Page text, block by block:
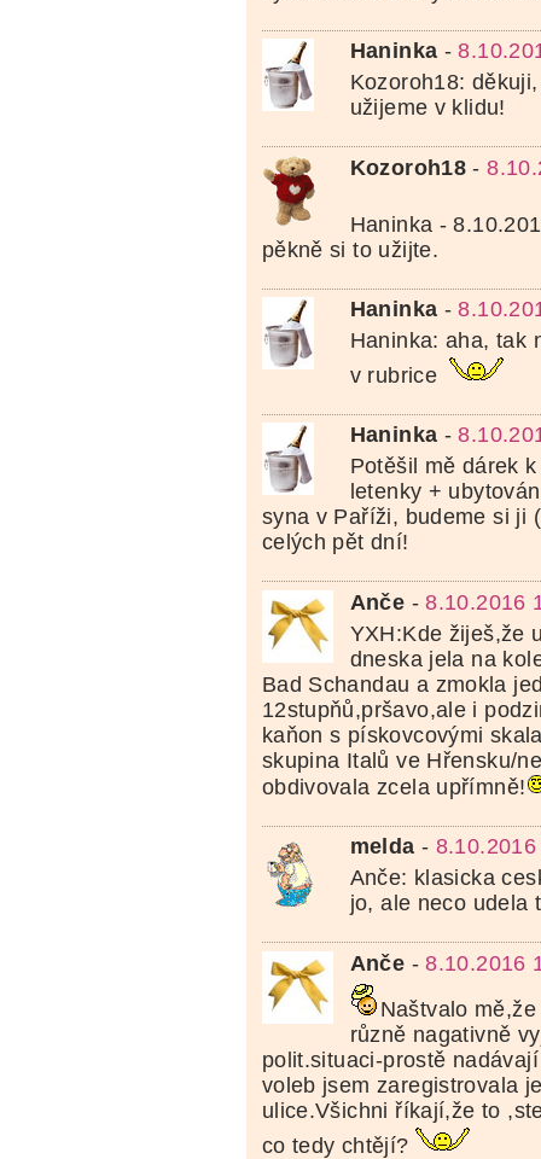
Haninka -
Kozoroh18:
užijeme v klidu!
Kozoroh18 -
Haninka -
pěkně si to užijte.
Haninka -
Haninka: aha, tak
v rubrice
Haninka -
Potěšil mě dárek
letenky +
syna v Paříži, budeme si ji
celých pět dní!
Anče -8.10.2016
YXH:Kde žiješ,že
dneska jela na
Bad Schandau a zmokla
12stupňů,pršavo,ale i
kaňon s pískovcovými
skupina Italů ve Hřensku/
obdivovala zcela upřímně!
melda -
Anče: klasicka
jo, ale neco udela
Anče -8.10.2016
Naštvalo
různě nagativně
polit.situaci-prostě
voleb jsem zaregistrovala
ulice.Všichni říkají,že to
co tedy chtějí?